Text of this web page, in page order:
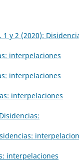
y 2 (2020):
interpelaciones
interpelaciones
interpelaciones
interpelaciones